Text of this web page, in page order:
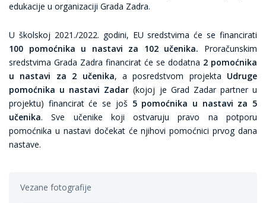
edukacije u organizaciji Grada Zadra.
U školskoj 2021./2022. godini, EU sredstvima će se financirati
100 pomoćnika u nastavi za 102 učenika. Proračunskim
sredstvima Grada Zadra financirat će se dodatna 2 pomoćnika
u nastavi za 2 učenika, a posredstvom projekta Udruge
pomoćnika u nastavi Zadar (kojoj je Grad Zadar partner u
projektu) financirat će se još 5 pomoćnika u nastavi za 5
učenika. Sve učenike koji ostvaruju pravo na potporu
pomoćnika u nastavi dočekat će njihovi pomoćnici prvog dana
nastave.
Vezane fotografije